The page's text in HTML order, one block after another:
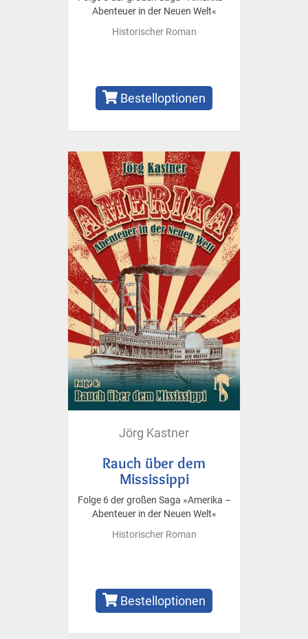
Abenteuer in der Neuen Welt«
Historischer Roman
Bestelloptionen
Jörg Kastner
Rauch über dem
Mississippi
Folge 6 der großen Saga »Amerika –
Abenteuer in der Neuen Welt«
Historischer Roman
Bestelloptionen